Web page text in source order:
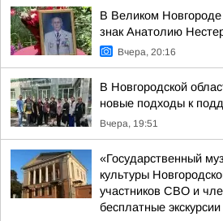
В Великом
знак Анатолию
Вчера, 20:16
В Новгородской
новые подходы к
Вчера, 19:51
«Государственный
культуры
участников СВО и
бесплатные экскурсии